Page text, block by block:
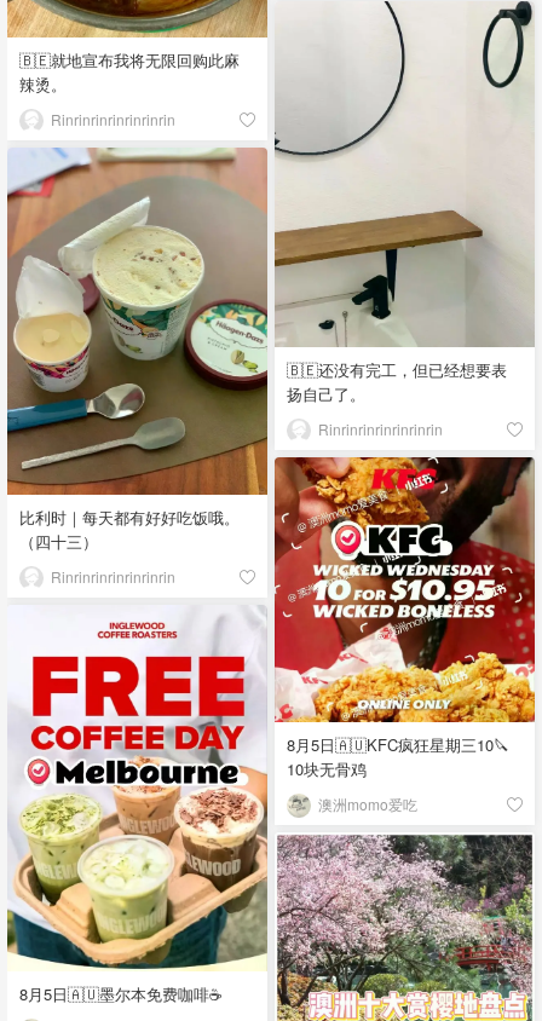
🇧🇪就地宣布我将无限回购此麻
辣烫。
Rinrinrinrinrinrinrin
🇧🇪还没有完工，但已经想要表
扬自己了。
Rinrinrinrinrinrinrin
比利时｜每天都有好好吃饭哦。
（四十三）
Rinrinrinrinrinrinrin
8月5日🇦🇺KFC疯狂星期三10🔪
10块无骨鸡
澳洲momo爱吃
8月5日🇦🇺墨尔本免费咖啡☕